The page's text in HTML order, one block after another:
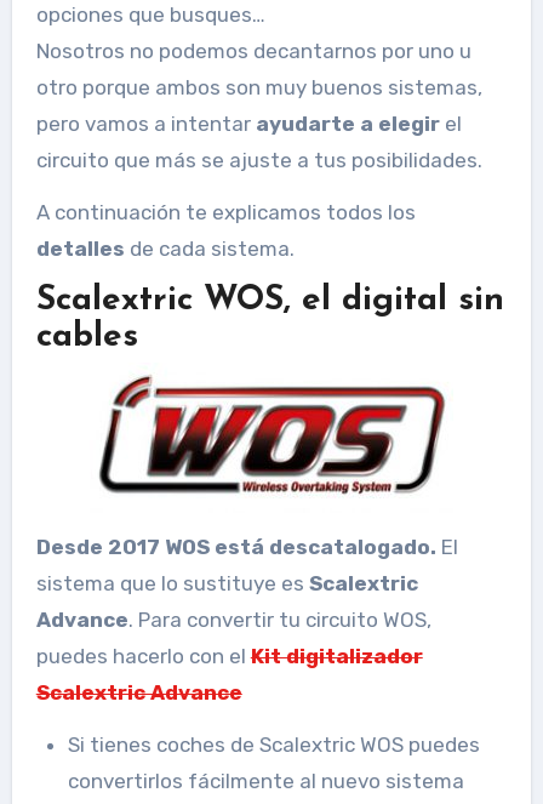
opciones que busques…
Nosotros no podemos decantarnos por uno u
otro porque ambos son muy buenos sistemas,
pero vamos a intentar ayudarte a elegirel
circuito que más se ajuste a tus posibilidades.
A continuación te explicamos todos los
detalles de cada sistema.
Scalextric WOS, el digital sin
cables
Desde 2017 WOS está descatalogado. El
sistema que lo sustituye es Scalextric
Advance. Para convertir tu circuito WOS,
puedes hacerlo con elKit digitalizador
Scalextric Advance
Si tienes coches de Scalextric WOS puedes
convertirlos fácilmente al nuevo sistema